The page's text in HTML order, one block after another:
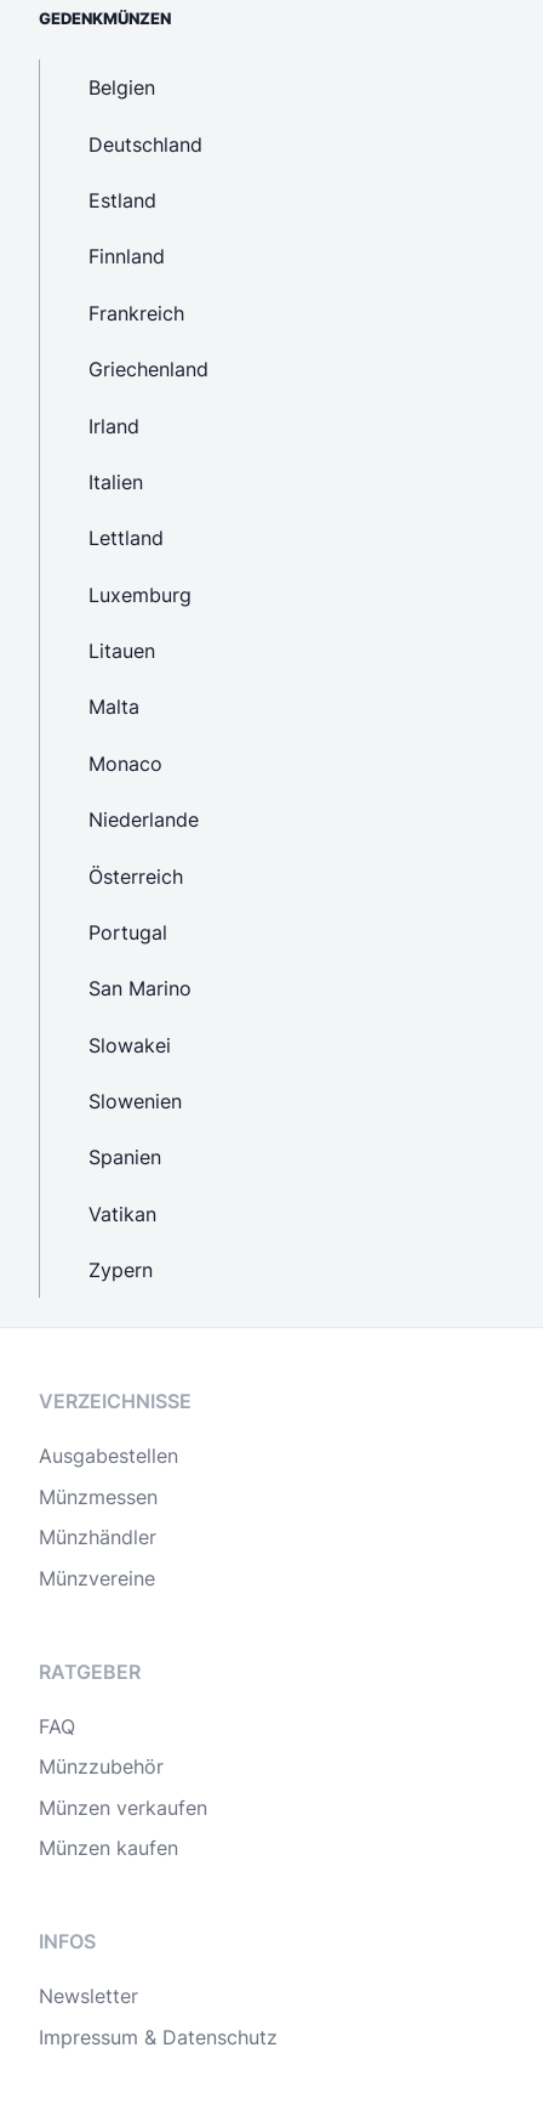
GEDENKMÜNZEN
Belgien
Deutschland
Estland
Finnland
Frankreich
Griechenland
Irland
Italien
Lettland
Luxemburg
Litauen
Malta
Monaco
Niederlande
Österreich
Portugal
San Marino
Slowakei
Slowenien
Spanien
Vatikan
Zypern
VERZEICHNISSE
Ausgabestellen
Münzmessen
Münzhändler
Münzvereine
RATGEBER
FAQ
Münzzubehör
Münzen verkaufen
Münzen kaufen
INFOS
Newsletter
Impressum & Datenschutz